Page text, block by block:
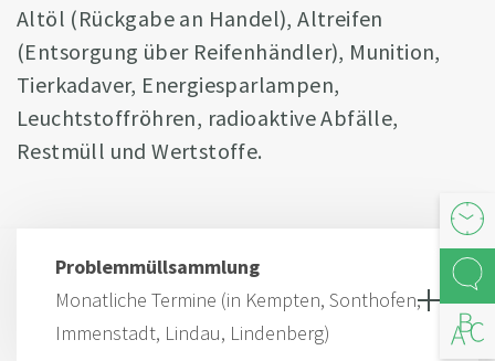
Altöl (Rückgabe an Handel), Altreifen
(Entsorgung über Reifenhändler), Munition,
Tierkadaver, Energiesparlampen,
Leuchtstoffröhren, radioaktive Abfälle,
Restmüll und Wertstoffe.
Problemmüllsammlung
Monatliche Termine (in Kempten, Sonthofen,
Immenstadt, Lindau, Lindenberg)